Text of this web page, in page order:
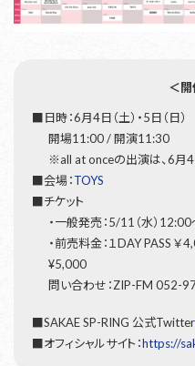
＜
■日時：6月4日（土）・5日（日）
開場11:00 / 開演11:30
※all at onceの出演は、6月4
■会場：TOYS
■チケット
・一般発売：5/11（水）12:00
・前売料金：１DAY PASS
¥5,000
問い合わせ：ZIP-FM 052-
■SAKAE SP-RING 公式Twitter
■オフィシャルサイト：https://